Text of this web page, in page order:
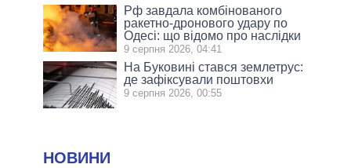
Рф завдала комбінованого
ракетно-дронового удару по
Одесі: що відомо про наслідки
9 серпня 2026, 04:41
На Буковині стався землетрус:
де зафіксували поштовхи
9 серпня 2026, 00:55
НОВИНИ